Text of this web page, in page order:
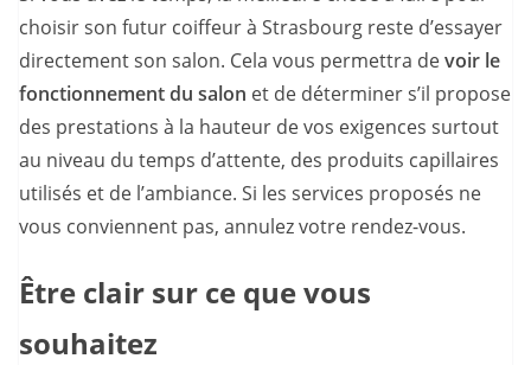
choisir son futur coiffeur à Strasbourg reste d’essayer
directement son salon. Cela vous permettra devoir le
fonctionnement du salon et de déterminer s’il propose
des prestations à la hauteur de vos exigences surtout
au niveau du temps d’attente, des produits capillaires
utilisés et de l’ambiance. Si les services proposés ne
vous conviennent pas, annulez votre rendez-vous.
Être clair sur ce que vous
souhaitez